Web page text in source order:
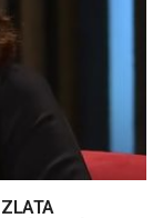
ZLATA